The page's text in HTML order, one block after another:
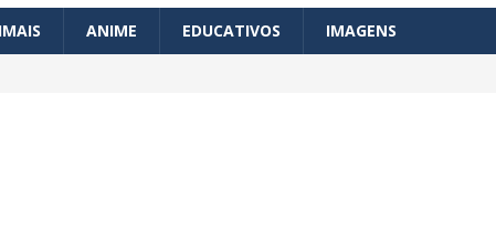
ANIME EDUCATIVOS IMAGENS